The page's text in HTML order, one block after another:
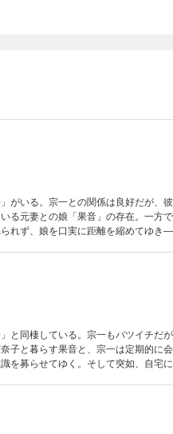
がいる。宗一との関係は良好だが、
る元妻との娘「果音」の存在。一方
れず、娘を口実に距離を縮めてゆ
と同棲している。宗一もバツイチだ
と暮らす果音と、宗一は定期的に会
を募らせてゆく。そして突如、自宅